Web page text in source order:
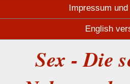
Impressum
English
Sex - Die